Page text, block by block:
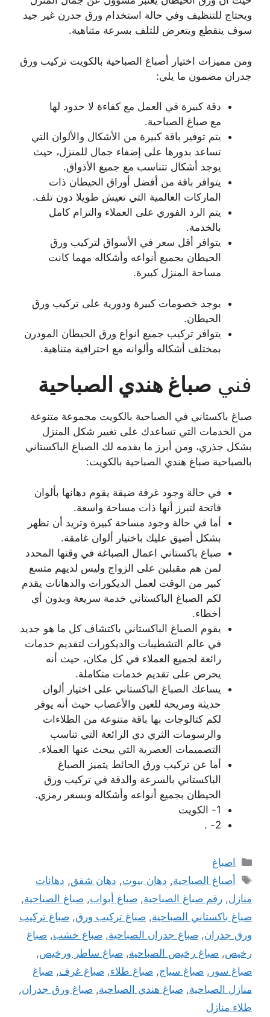
ويحتاج للتنظيف وفي حالة استخدام ورق جدرن غير جيد
سوف ينقطع ويتعرض للتلف بسرعة متناهية.
ومن مميزات اختيار أصباغ الصباحية بالكويت تركيب ورق
جدران مضمون ما يلي:
دقة كبيرة في العمل مع كفاءة لا حدود لها
مع صباغ الصباحية.
يتم توفير باقة كبيرة من الأشكال والألوان التي
تساعد بدورها على إضفاء جمال للمنزل، حيث
يوجد أشكال تتناسب مع جميع الأذواق.
يتوافر باقة من أفضل أوراق الحيطان ذات
الماركات العالمية التي تعيش طويلا دون تلف.
يتم الرد الفوري على العملاء والتزام كامل
بالخدمة.
يتوافر أقل سعر في الأسواق لتركيب ورق
الحيطان بجميع أنواعه وأشكاله مهما كانت
مساحة المنزل كبيرة.
يوجد خصومات كبيرة ودورية على تركيب ورق
الحيطان.
يتوافر تركيب جميع انواع ورق الحيطان المودرن
بمختلف أشكاله وألوانه مع احترافية متناهية.
فني صباغ هندي الصباحية
صباغ باكستاني في الصباحية بالكويت مجموعة متنوعة
من الخدمات التي تساعدك على تغيير شكل المنزل
بشكل جذري، ومن أبرز ما يقدمه لك الصباغ الباكستاني
بالصباحية صباغ هندي الصباحية بالكويت:
في حالة وجود غرفة ضيقة يقوم دهانها بألوان
فاتحة لتبرز أنها ذات مساحة واسعة.
أما في حالة وجود مساحة كبيرة وتريد أن تظهر
بشكل أضيق عليك باختيار ألوان غامقة.
صباغ باكستاني اعمال الصباغة في وقتها المحدد
لمن هم مقبلين على الزواج وليس لديهم متسع
كبير من الوقت لعمل الديكورات والدهانات يقدم
لكم الصباغ الباكستاني خدمة سريعة وبدون أي
أخطاء.
يقوم الصباغ الباكستاني باكتشاف كل ما هو جديد
في عالم التشطيبات والديكورات لتقديم خدمات
رائعة لجميع العملاء في كل مكان، حيث أنه
يحرص على تقديم خدمات متكاملة.
يساعك الصباغ الباكستاني على اختيار ألوان
حديثة ومريحة للعين والأعصاب حيث أنه يوفر
لكم كتالوجات بها باقة متنوعة من الطلاءات
والرسومات الثري دي الرائعة التي تناسب
التصميمات العصرية التي يبحث عنها العملاء.
أما عن تركيب ورق الحائط يتميز الصباغ
الباكستاني بالسرعة والدقة في تركيب ورق
الحيطان بجميع أنواعه وأشكاله وبسعر رمزي.
1- الكويت
2- .
التصنيفات
اصباغ
الوسوم
أصباغ الصباحية, دهان بيوت, دهان شقق, دهانات
منازل, رقم صباغ الصباحية, صباغ أبواب, صباغ الصباحية,
صباغ باكستاني الصباحية, صباغ تركيب ورق, صباغ تركيب
ورق جدران, صباغ جدران الصباحية, صباغ خشب, صباغ
رخيص, صباغ رخيص الصباحية, صباغ ساطر ورخيص,
صباغ سور , صباغ سياج, صباغ طلاء, صباغ غرف, صباغ
منازل الصباحية, صباغ هندي الصباحية, صباغ ورق جدران,
طلاء منازل